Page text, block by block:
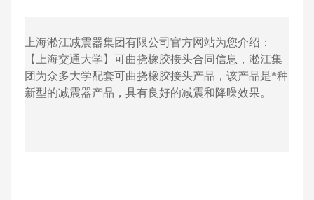
上海淞江减震器集团有限公司官方网站为您介绍：
【上海交通大学】可曲挠橡胶接头合同信息，淞江集
团为众多大学配套可曲挠橡胶接头产品，该产品是*种
新型的减震器产品，具有良好的减震和降噪效果。